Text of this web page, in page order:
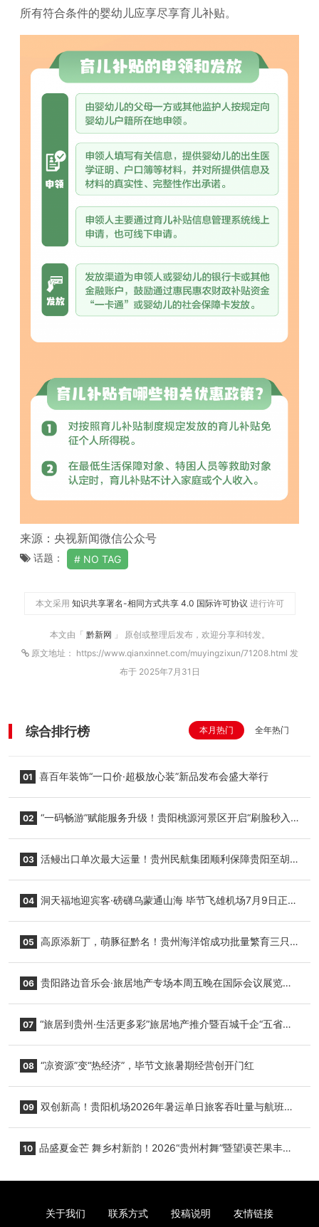
所有符合条件的婴幼儿应享尽享育儿补贴。
来源：央视新闻微信公众号
话题： NO TAG
本文采用 知识共享署名-相同方式共享 4.0 国际许可协议 进行许可
本文由「 黔新网 」 原创或整理后发布，欢迎分享和转发。
原文地址： https://www.qianxinnet.com/muyingzixun/71208.html 发
布于 2025年7月31日
综合排行榜 本月热门 全年热门
01 喜百年装饰“一口价·超极放心装”新品发布会盛大举行
02 “一码畅游”赋能服务升级！贵阳桃源河景区开启“刷脸秒入
03 活鳗出口单次最大运量！贵州民航集团顺利保障贵阳至胡
04 洞天福地迎宾客·磅礴乌蒙通山海 毕节飞雄机场7月9日正式
05 高原添新丁，萌豚征黔名！贵州海洋馆成功批量繁育三只
06 贵阳路边音乐会·旅居地产专场本周五晚在国际会议展览中
07 “旅居到贵州·生活更多彩”旅居地产推介暨百城千企“五省
08 “凉资源”变“热经济”，毕节文旅暑期经营创开门红
09 双创新高！贵阳机场2026年暑运单日旅客吞吐量与航班起
10 品盛夏金芒 舞乡村新韵！2026“贵州村舞”暨望谟芒果丰收
关于我们 联系方式 投稿说明 友情链接